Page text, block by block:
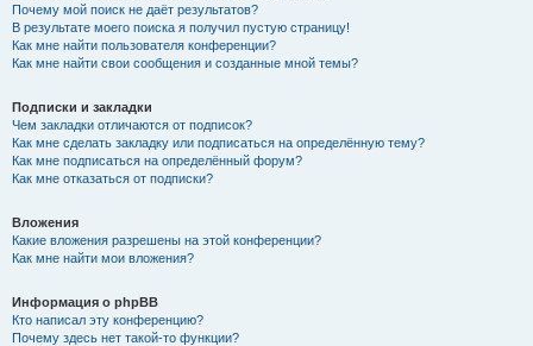
Почему мой поиск не даёт результатов?
В результате моего поиска я получил пустую страницу!
Как мне найти пользователя конференции?
Как мне найти свои сообщения и созданные мной темы?
Подписки и закладки
Чем закладки отличаются от подписок?
Как мне сделать закладку или подписаться на определённую тему?
Как мне подписаться на определённый форум?
Как мне отказаться от подписки?
Вложения
Какие вложения разрешены на этой конференции?
Как мне найти мои вложения?
Информация о phpBB
Кто написал эту конференцию?
Почему здесь нет такой-то функции?